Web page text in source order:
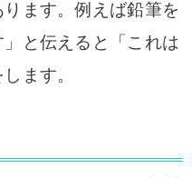
ます。例えば鉛筆を
と伝えると「これは
ます。